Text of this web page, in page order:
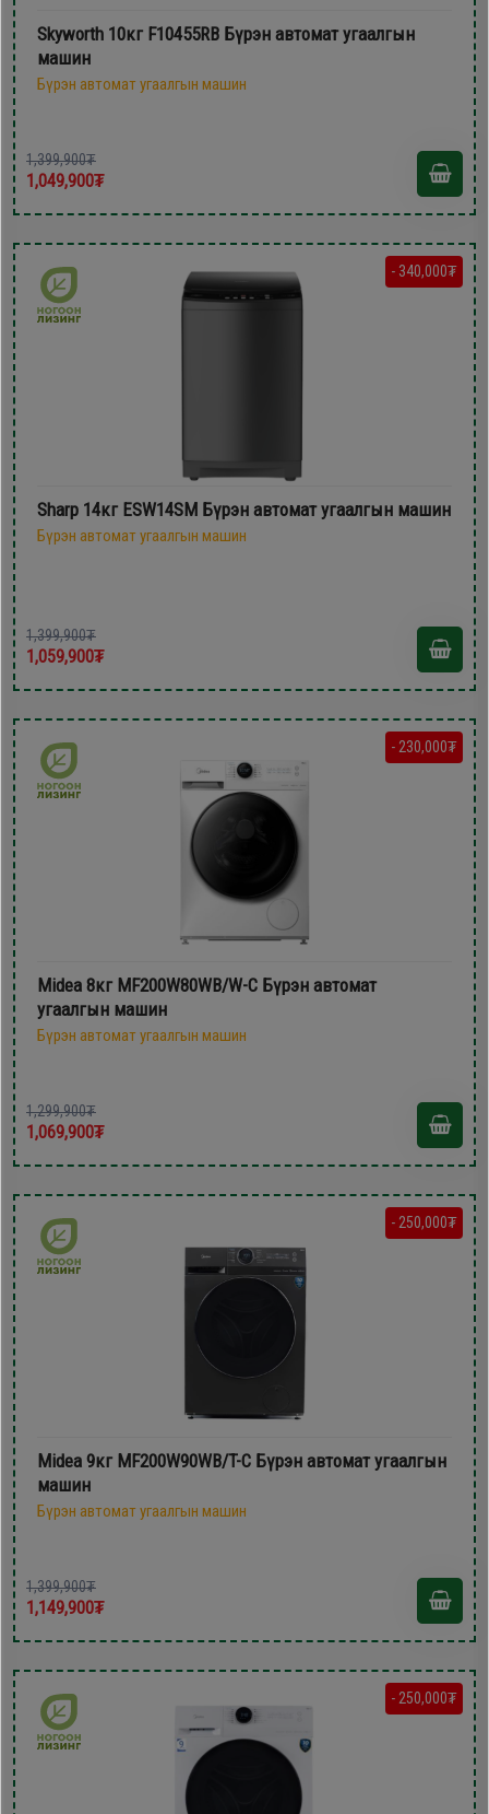
Skyworth 10кг F10455RB Бүрэн автомат угаалгын
машин
Бүрэн автомат угаалгын машин
1,399,900₮
1,049,900₮
- 340,000₮
Sharp 14кг ESW14SM Бүрэн автомат угаалгын машин
Бүрэн автомат угаалгын машин
1,399,900₮
1,059,900₮
- 230,000₮
Midea 8кг MF200W80WB/W-C Бүрэн автомат
угаалгын машин
Бүрэн автомат угаалгын машин
1,299,900₮
1,069,900₮
- 250,000₮
Midea 9кг MF200W90WB/T-C Бүрэн автомат угаалгын
машин
Бүрэн автомат угаалгын машин
1,399,900₮
1,149,900₮
- 250,000₮